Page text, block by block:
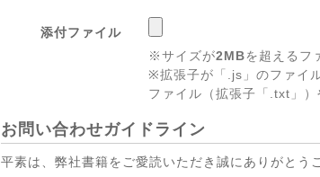
添付ファイル
※サイズが2MBを超えるフ
※拡張子が「.js」のファイ
ファイル（拡張子「.txt」
お問い合わせガイドライン
平素は、弊社書籍をご愛読いただき誠にありがとう